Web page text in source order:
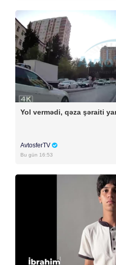
Yol vermədi, qəza şəraiti
AvtosferTV
Bu gün 16:53